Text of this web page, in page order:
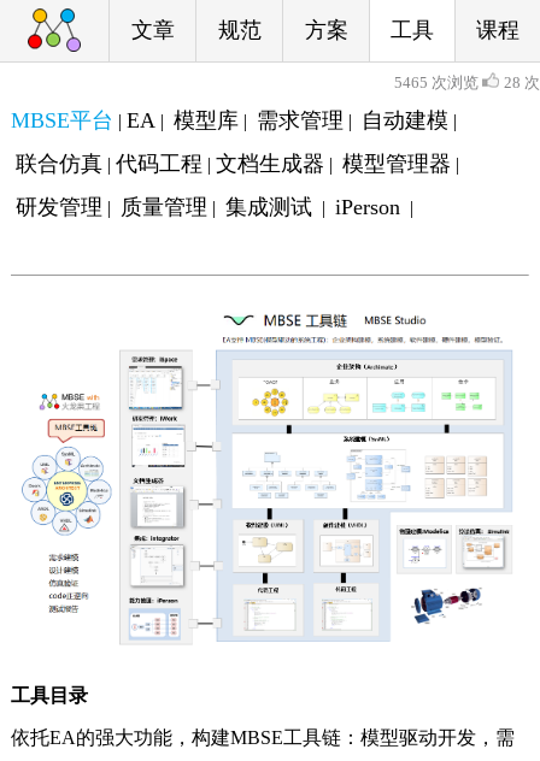
文章 规范 方案 工具 课程
5465 次浏览 28 次
MBSE平台 | EA | 模型库 | 需求管理 | 自动建模 |
联合仿真 | 代码工程 | 文档生成器 | 模型管理器 |
研发管理 | 质量管理 | 集成测试 | iPerson |
工具目录
依托EA的强大功能，构建MBSE工具链：模型驱动开发，需